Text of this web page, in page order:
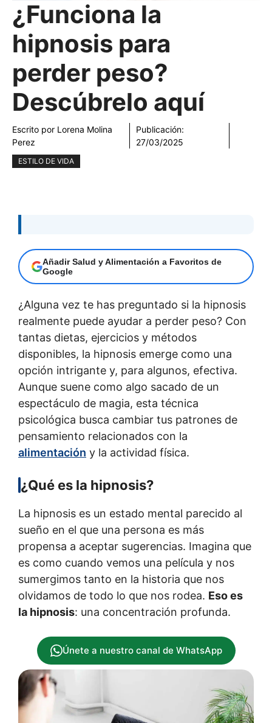
¿Funciona la
hipnosis para
perder peso?
Descúbrelo aquí
Escrito por Lorena Molina
Perez
Publicación:
27/03/2025
ESTILO DE VIDA
Añadir Salud y Alimentación a Favoritos de
Google
¿Alguna vez te has preguntado si la hipnosis
realmente puede ayudar a perder peso? Con
tantas dietas, ejercicios y métodos
disponibles, la hipnosis emerge como una
opción intrigante y, para algunos, efectiva.
Aunque suene como algo sacado de un
espectáculo de magia, esta técnica
psicológica busca cambiar tus patrones de
pensamiento relacionados con la
alimentación y la actividad física.
¿Qué es la hipnosis?
La hipnosis es un estado mental parecido al
sueño en el que una persona es más
propensa a aceptar sugerencias. Imagina que
es como cuando vemos una película y nos
sumergimos tanto en la historia que nos
olvidamos de todo lo que nos rodea. Eso es
la hipnosis: una concentración profunda.
Únete a nuestro canal de WhatsApp